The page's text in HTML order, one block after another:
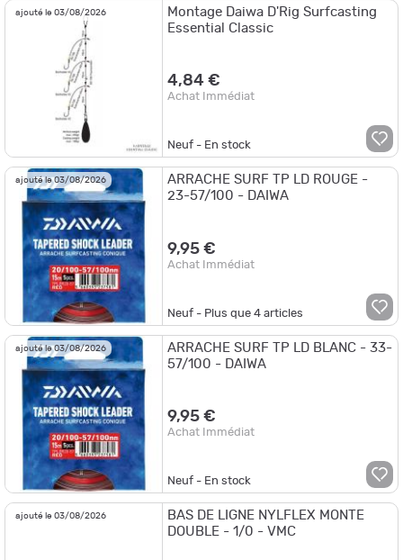
ajouté le 03/08/2026
Montage Daiwa D'Rig Surfcasting
Essential Classic
4,84 €
Achat Immédiat
Neuf - En stock
ajouté le 03/08/2026
ARRACHE SURF TP LD ROUGE -
23-57/100 - DAIWA
9,95 €
Achat Immédiat
Neuf - Plus que4 articles
ajouté le 03/08/2026
ARRACHE SURF TP LD BLANC - 33-
57/100 - DAIWA
9,95 €
Achat Immédiat
Neuf - En stock
ajouté le 03/08/2026
BAS DE LIGNE NYLFLEX MONTE
DOUBLE - 1/0 - VMC